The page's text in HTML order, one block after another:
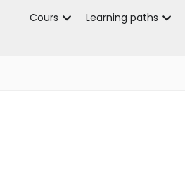
Cours Learning paths